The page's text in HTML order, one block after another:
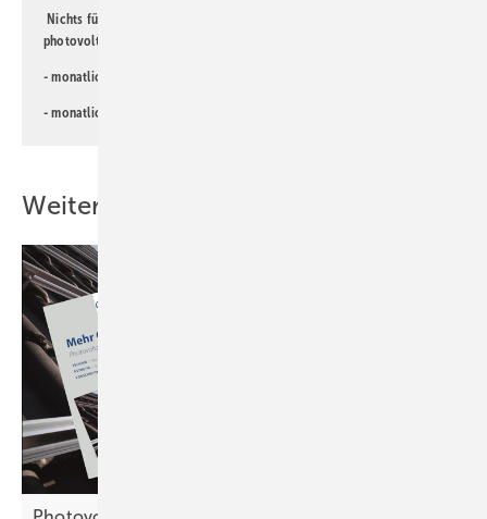
Nichts für Sie dabei? Dann lesen Sie doch einen unserer weiteren
photovoltaik-Newsletter!
- monatlicher
- monatlicher
Weitere Inhalte